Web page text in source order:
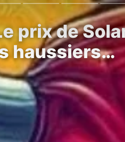
prix de
haussiers…